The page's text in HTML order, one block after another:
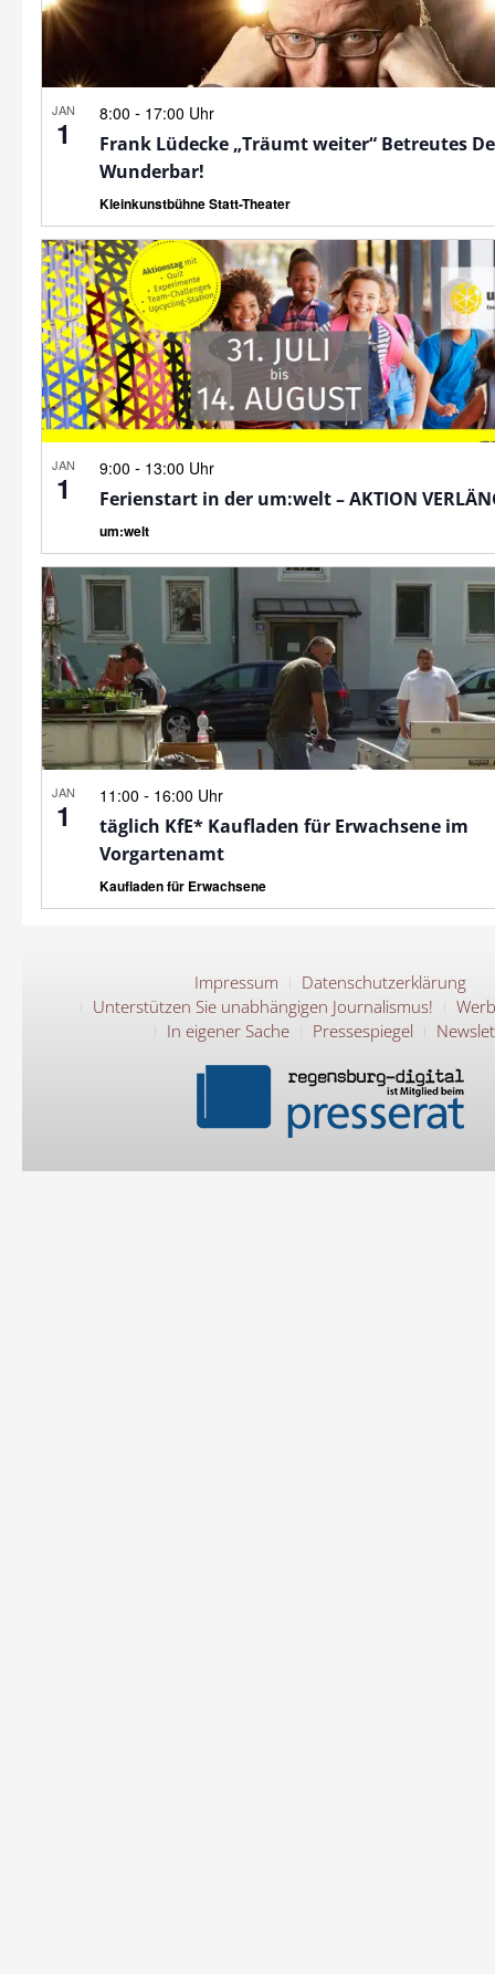
JAN
1
8:00 - 17:00 Uhr
Frank Lüdecke „Träumt weiter“ Betreutes
Wunderbar!
Kleinkunstbühne Statt-Theater
JAN
1
9:00 - 13:00 Uhr
Ferienstart in der um:welt – AKTION
um:welt
JAN
1
11:00 - 16:00 Uhr
täglich KfE* Kaufladen für Erwachsene im
Vorgartenamt
Kaufladen für Erwachsene
Impressum
Datenschutzerklärung
Unterstützen Sie unabhängigen Journalismus!
In eigener Sache
Pressespiegel